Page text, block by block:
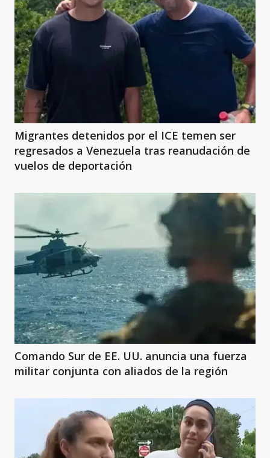
Migrantes detenidos por el ICE temen ser
regresados a Venezuela tras reanudación de
vuelos de deportación
Comando Sur de EE. UU. anuncia una fuerza
militar conjunta con aliados de la región